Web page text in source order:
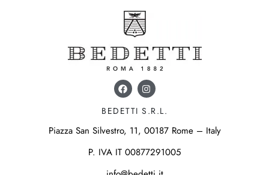
BEDETTI S.R.L.
Piazza San Silvestro, 11, 00187 Rome – Italy
P. IVA IT 00877291005